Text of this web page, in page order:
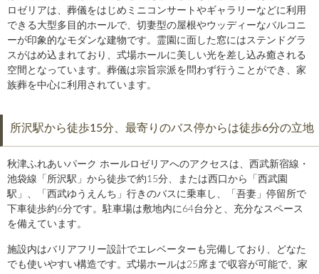
ロゼリアは、葬儀をはじめミニコンサートやギャラリーなどに利用
できる大型多目的ホールで、切妻型の屋根やウッディーなバルコニ
ーが印象的なモダンな建物です。霊園に面した窓にはステンドグラ
スがはめ込まれており、式場ホールに美しい光を差し込み癒される
空間となっています。葬儀は宗旨宗派を問わず行うことができ、家
族葬を中心に利用されています。
所沢駅から徒歩15分、最寄りのバス停からは徒歩6分の立地
秋津ふれあいパーク ホールロゼリアへのアクセスは、西武新宿線・
池袋線「所沢駅」から徒歩で約15分、または西口から「西武園
駅」、「西武ゆうえんち」行きのバスに乗車し、「吾妻」停留所で
下車徒歩約6分です。駐車場は敷地内に64台分と、充分なスペース
を備えています。
施設内はバリアフリー設計でエレベーターも完備しており、どなた
でも使いやすい構造です。式場ホールは25席まで収容が可能で、家